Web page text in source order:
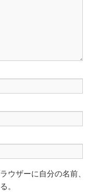
ウザーに自分の名前、
。